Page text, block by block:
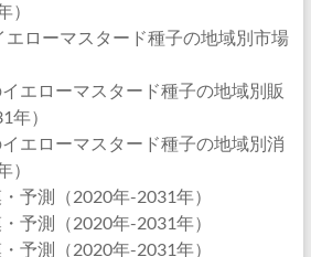
エローマスタード種子の地域別市場
エローマスタード種子の地域別販
年）
エローマスタード種子の地域別消
予測（2020年-2031年）
予測（2020年-2031年）
予測（2020年-2031年）